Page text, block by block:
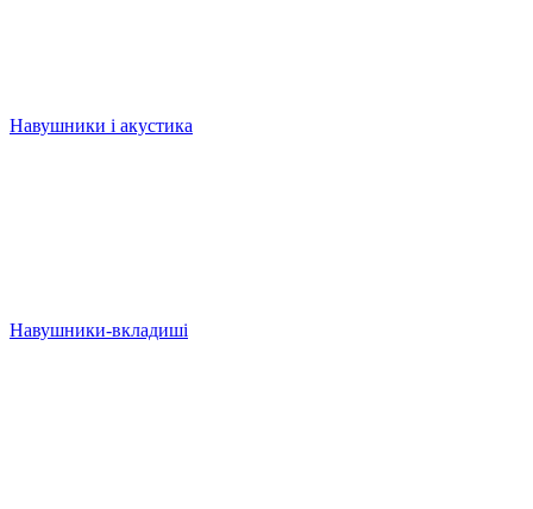
Навушники і акустика
Навушники-вкладиші